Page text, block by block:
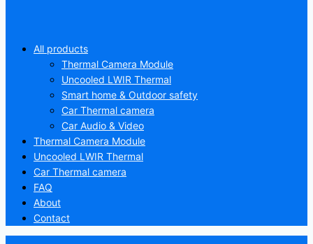
All products
Thermal Camera Module
Uncooled LWIR Thermal
Smart home & Outdoor safety
Car Thermal camera
Car Audio & Video
Thermal Camera Module
Uncooled LWIR Thermal
Car Thermal camera
FAQ
About
Contact